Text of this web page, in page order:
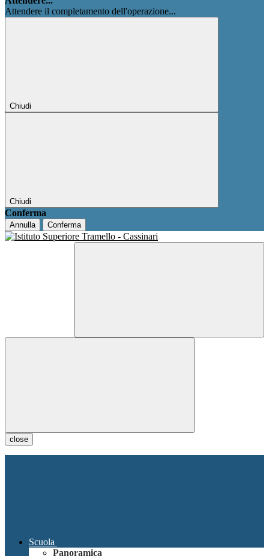
Attendere il completamento dell'operazione...
Chiudi
Chiudi
Conferma
Annulla Conferma
close
Scuola
Panoramica